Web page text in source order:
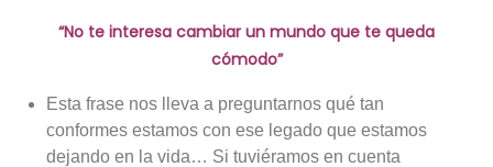
“No te interesa cambiar un mundo que te queda
cómodo”
Esta frase nos lleva a preguntarnos qué tan
conformes estamos con ese legado que estamos
dejando en la vida… Si tuviéramos en cuenta